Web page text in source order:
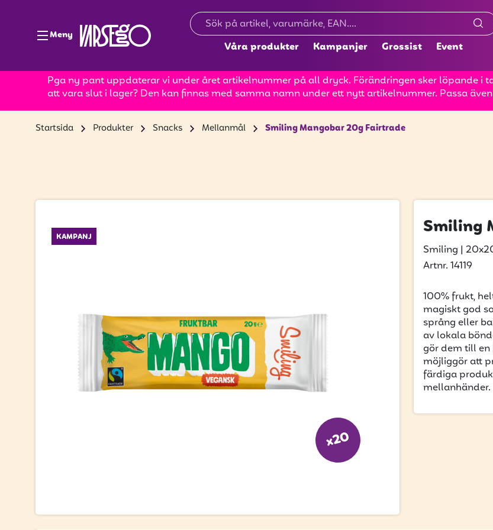
Meny
Våra produkter Kampanjer Grossist Event
Pga ny pant uppdaterar vi under året artikelnummer på all dryck. Förändringen sker löpande i
att vara slut i lager? Den kan finnas med samma namn under ett nytt artikelnummer. Passa
Startsida Produkter Snacks Mellanmål Smiling Mangobar 20g Fairtrade
KAMPANJ
x20
Smiling
Smiling |
Artnr. 14119
100% frukt,
magiskt god
språng eller
av lokala
gör dem till en
möjliggör att
färdiga